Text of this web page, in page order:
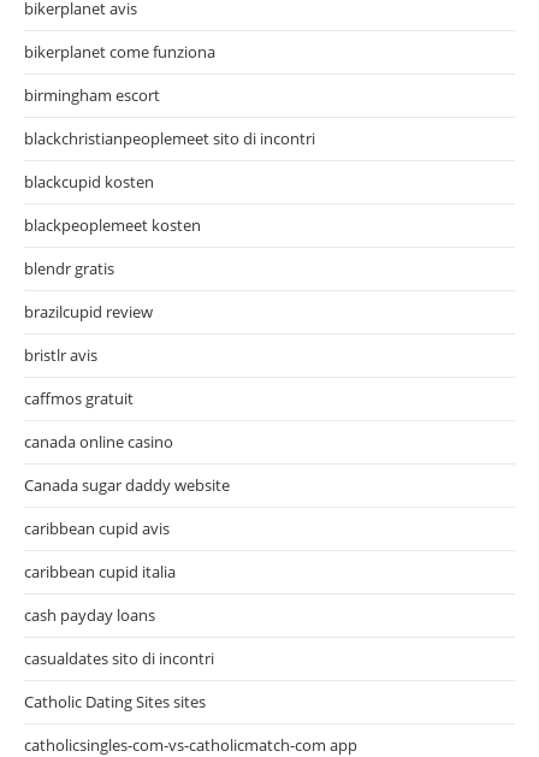
bikerplanet avis
bikerplanet come funziona
birmingham escort
blackchristianpeoplemeet sito di incontri
blackcupid kosten
blackpeoplemeet kosten
blendr gratis
brazilcupid review
bristlr avis
caffmos gratuit
canada online casino
Canada sugar daddy website
caribbean cupid avis
caribbean cupid italia
cash payday loans
casualdates sito di incontri
Catholic Dating Sites sites
catholicsingles-com-vs-catholicmatch-com app